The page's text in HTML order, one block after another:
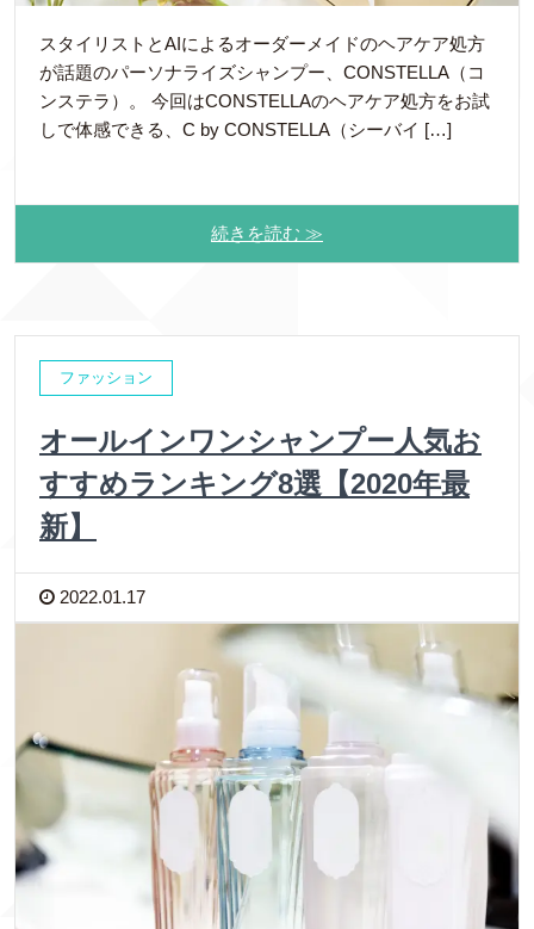
スタイリストとAIによるオーダーメイドのヘアケア処方
が話題のパーソナライズシャンプー、CONSTELLA（コ
ンステラ）。 今回はCONSTELLAのヘアケア処方をお試
しで体感できる、C by CONSTELLA（シーバイ […]
続きを読む ≫
ファッション
オールインワンシャンプー人気お
すすめランキング8選【2020年最
新】
2022.01.17